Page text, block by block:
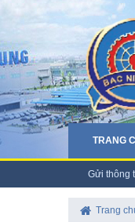
TRANG
Gửi thông
Trang